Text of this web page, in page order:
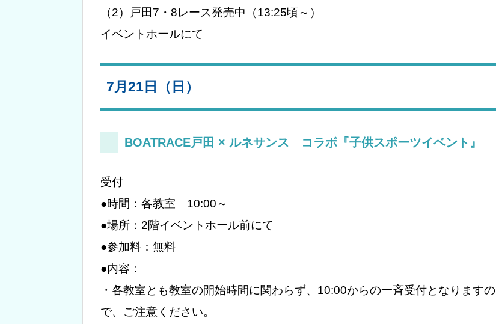
（2）戸田7・8レース発売中（13:25頃～）
イベントホールにて
7月21日（日）
BOATRACE戸田 × ルネサンス コラボ『子供スポーツイベント』
受付
●時間：各教室 10:00～
●場所：2階イベントホール前にて
●参加料：無料
●内容：
・各教室とも教室の開始時間に関わらず、10:00からの一斉受付となりますの
で、ご注意ください。